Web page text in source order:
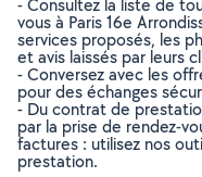
- Consultez la liste de
vous à Paris 16e
services proposés, les
et avis laissés par leurs
- Conversez avec les
pour des échanges
- Du contrat de
par la prise de rendez-
factures : utilisez nos
prestation.